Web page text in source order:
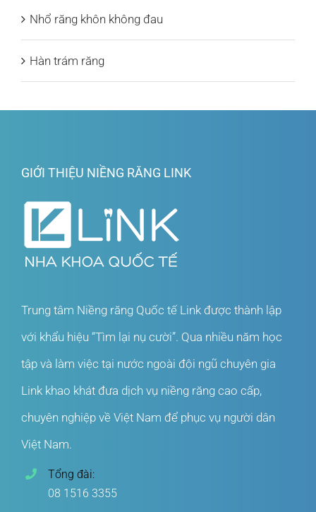
Nhổ răng khôn không đau
Hàn trám răng
GIỚI THIỆU NIỀNG RĂNG LINK
Trung tâm Niềng răng Quốc tế Link được thành lập
với khẩu hiệu “Tìm lại nụ cười”. Qua nhiều năm học
tập và làm việc tại nước ngoài đội ngũ chuyên gia
Link khao khát đưa dịch vụ niềng răng cao cấp,
chuyên nghiệp về Việt Nam để phục vụ người dân
Việt Nam.
Tổng đài:
08 1516 3355